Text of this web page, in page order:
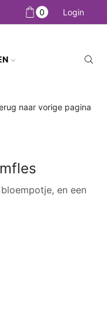
0 Login
naar vorige pagina
en een